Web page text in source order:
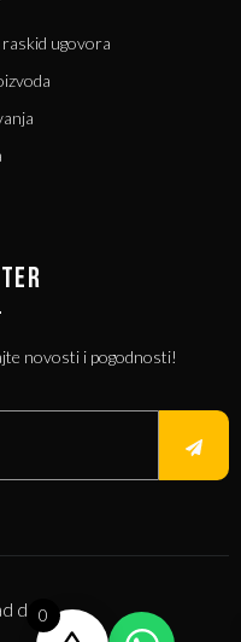
ugovora
novosti i pogodnosti!
d.o.o.
0